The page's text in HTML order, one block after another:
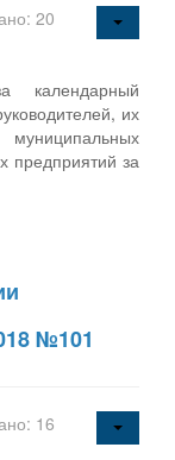
20
календарный
их
предприятий за
№101
16